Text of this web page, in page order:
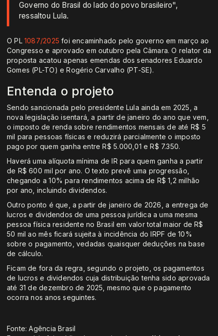
Governo do Brasil do lado do povo brasileiro",
ressaltou Lula.
O PL1087/2025 foi encaminhado pelo governo em março ao
Congresso e aprovado em outubro pela Câmara. O relator da
proposta acatou apenas emendas dos senadores Eduardo
Gomes (PL-TO) e Rogério Carvalho (PT-SE).
Entenda o projeto
Sendo sancionada pelo presidente Lula ainda em 2025, a
nova legislação isentará, a partir de janeiro do ano que vem,
o imposto de renda sobre rendimentos mensais de até R$ 5
mil para pessoas físicas e reduzirá parcialmente o imposto
pago por quem ganha entre R$ 5.000,01 e R$ 7.350.
Haverá uma alíquota mínima de IR para quem ganha a partir
de R$ 600 mil por ano. O texto prevê uma progressão,
chegando a 10% para rendimentos acima de R$ 1,2 milhão
por ano, incluindo dividendos.
Outro ponto é que, a partir de janeiro de 2026, a entrega de
lucros e dividendos de uma pessoa jurídica a uma mesma
pessoa física residente no Brasil em valor total maior de R$
50 mil ao mês ficará sujeita à incidência do IRPF de 10%
sobre o pagamento, vedadas quaisquer deduções na base
de cálculo.
Ficam de fora da regra, segundo o projeto, os pagamentos
de lucros e dividendos cuja distribuição tenha sido aprovada
até 31 de dezembro de 2025, mesmo que o pagamento
ocorra nos anos seguintes.
Fonte: Agência Brasil